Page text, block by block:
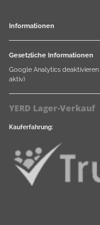
Informationen
Gesetzliche Informationen
Google Analytics deaktivieren
aktiv)
YERD Lager-Verkauf
Kauferfahrung: